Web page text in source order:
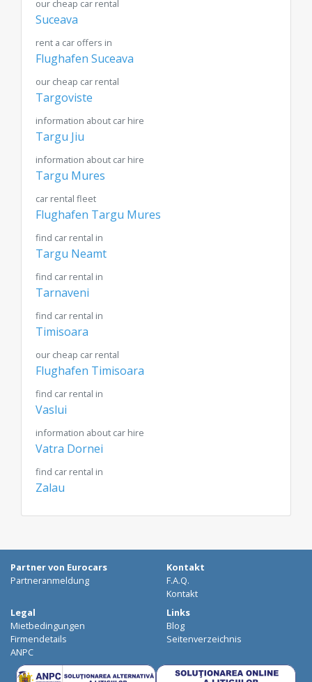
our cheap car rental
Suceava
rent a car offers in
Flughafen Suceava
our cheap car rental
Targoviste
information about car hire
Targu Jiu
information about car hire
Targu Mures
car rental fleet
Flughafen Targu Mures
find car rental in
Targu Neamt
find car rental in
Tarnaveni
find car rental in
Timisoara
our cheap car rental
Flughafen Timisoara
find car rental in
Vaslui
information about car hire
Vatra Dornei
find car rental in
Zalau
Partner von Eurocars
Partneranmeldung
Kontakt
F.A.Q.
Kontakt
Legal
Mietbedingungen
Firmendetails
ANPC
Links
Blog
Seitenverzeichnis